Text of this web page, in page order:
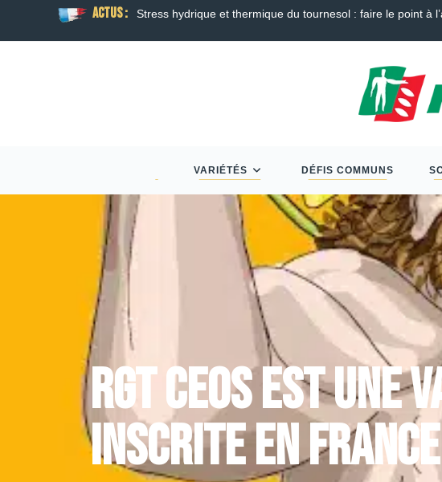
ACTUS : Guide Semis d’Automne 2026 : Colza, Blé Tendre,
VARIÉTÉS DÉFIS COMMUNS
RGT CEOS est
inscrite en